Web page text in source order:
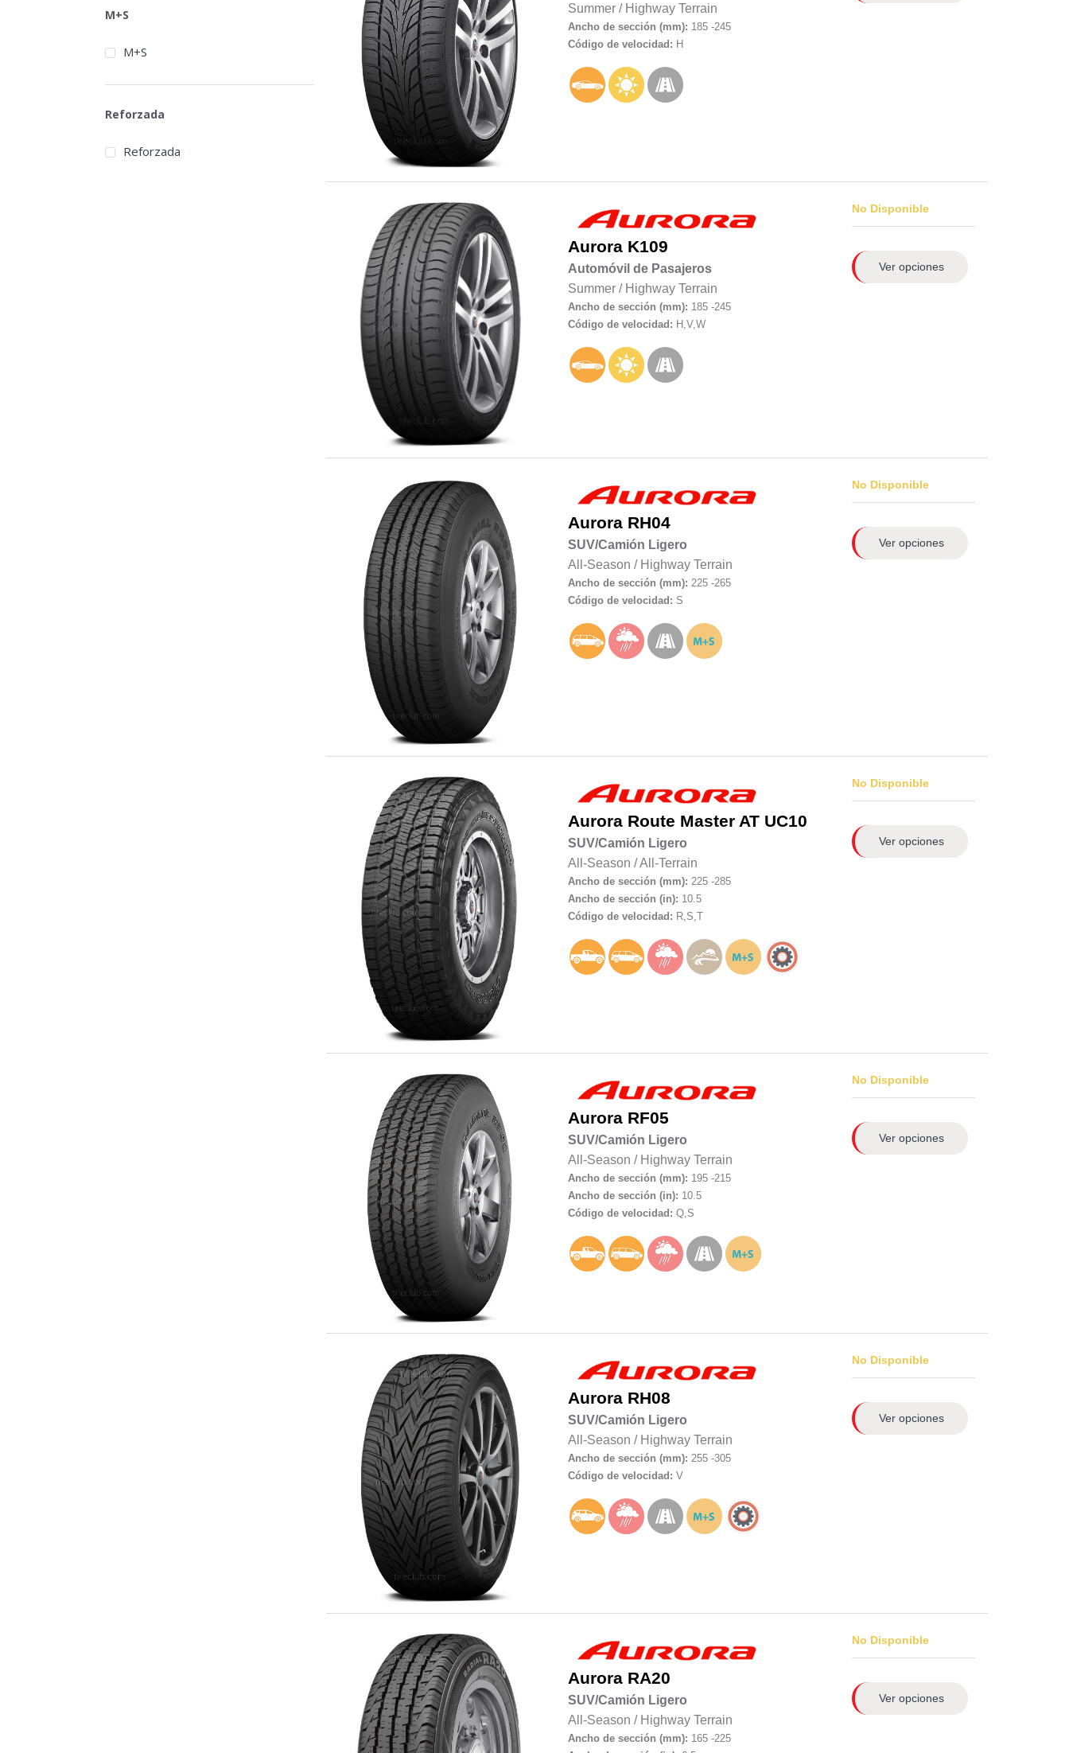
Summer/ Highway Terrain
Ancho de sección (mm): 185 -245
Código de velocidad: H
Aurora K109
Automóvil de Pasajeros
Summer/ Highway Terrain
Ancho de sección (mm): 185 -245
Código de velocidad: H,V,W
No Disponible
Ver opciones
Aurora RH04
SUV/Camión Ligero
All-Season / Highway Terrain
Ancho de sección (mm): 225 -265
Código de velocidad: S
No Disponible
Ver opciones
Aurora Route Master AT UC10
SUV/Camión Ligero
All-Season /All-Terrain
Ancho de sección (mm): 225 -285
Ancho de sección (in): 10.5
Código de velocidad: R,S,T
No Disponible
Ver opciones
Aurora RF05
SUV/Camión Ligero
All-Season / Highway Terrain
Ancho de sección (mm): 195 -215
Ancho de sección (in): 10.5
Código de velocidad: Q,S
No Disponible
Ver opciones
Aurora RH08
SUV/Camión Ligero
All-Season / Highway Terrain
Ancho de sección (mm): 255 -305
Código de velocidad: V
No Disponible
Ver opciones
Aurora RA20
SUV/Camión Ligero
All-Season / Highway Terrain
Ancho de sección (mm): 165 -225
No Disponible
Ver opciones
M+S
M+S
Reforzada
Reforzada